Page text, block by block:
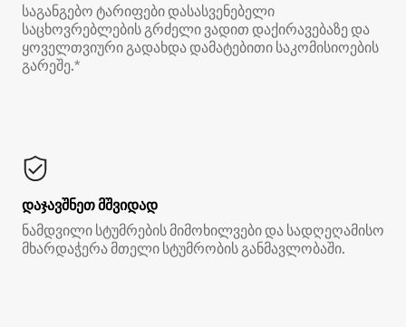
საგანგებო ტარიფები დასასვენებელი
საცხოვრებლების გრძელი ვადით დაქირავებაზე და
ყოველთვიური გადახდა დამატებითი საკომისიოების
გარეშე.*
დაჯავშნეთ მშვიდად
ნამდვილი სტუმრების მიმოხილვები და სადღეღამისო
მხარდაჭერა მთელი სტუმრობის განმავლობაში.